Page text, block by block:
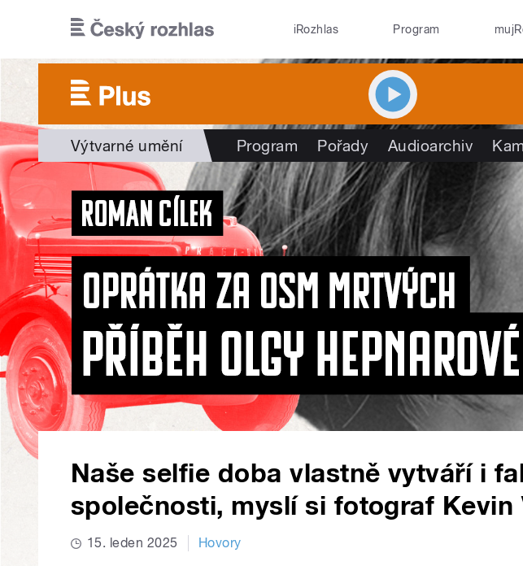
iRozhlas Program
Výtvarné umění Program Pořady Audioarchiv
Naše selfie doba vlastně vytváří i
společnosti, myslí si fotograf Kevin
15. leden 2025 Hovory